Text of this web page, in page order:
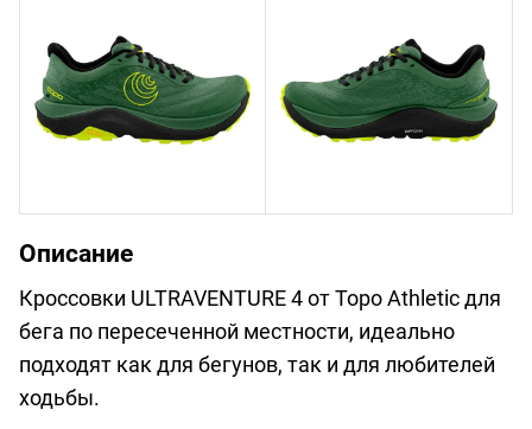
Описание
Кроссовки ULTRAVENTURE 4 от Topo Athletic для
бега по пересеченной местности, идеально
подходят как для бегунов, так и для любителей
ходьбы.